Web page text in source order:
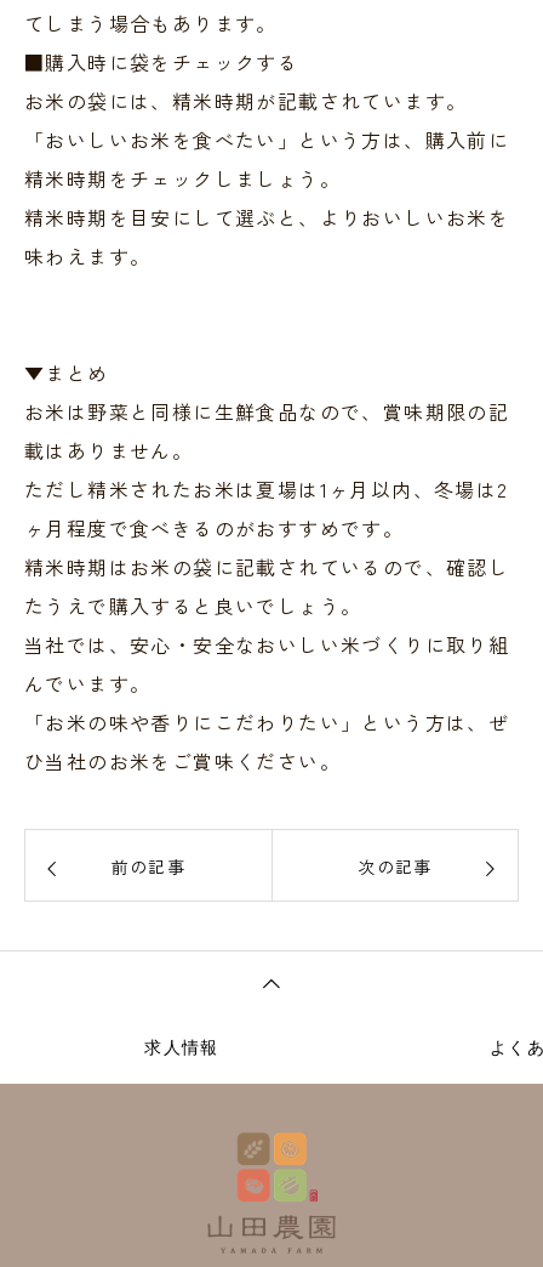
てしまう場合もあります。
■購入時に袋をチェックする
お米の袋には、精米時期が記載されています。
「おいしいお米を食べたい」という方は、購入前に
精米時期をチェックしましょう。
精米時期を目安にして選ぶと、よりおいしいお米を
味わえます。
▼まとめ
お米は野菜と同様に生鮮食品なので、賞味期限の記
載はありません。
ただし精米されたお米は夏場は1ヶ月以内、冬場は2
ヶ月程度で食べきるのがおすすめです。
精米時期はお米の袋に記載されているので、確認し
たうえで購入すると良いでしょう。
当社では、安心・安全なおいしい米づくりに取り組
んでいます。
「お米の味や香りにこだわりたい」という方は、ぜ
ひ当社のお米をご賞味ください。
前の記事 次の記事
求人情報 よく